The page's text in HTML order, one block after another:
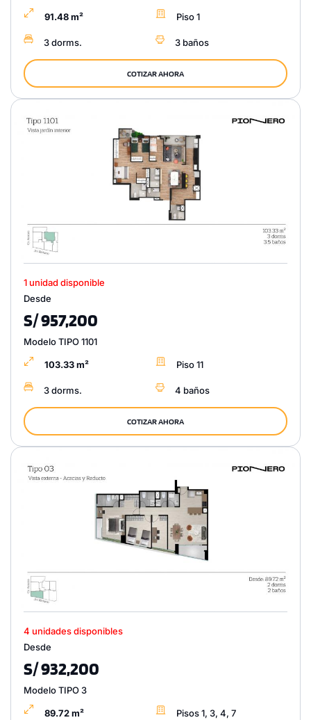
91.48 m² Piso 1
3 dorms. 3 baños
COTIZAR AHORA
1 unidad disponible
Desde
S/ 957,200
Modelo TIPO 1101
103.33 m² Piso 11
3 dorms. 4 baños
COTIZAR AHORA
4 unidades disponibles
Desde
S/ 932,200
Modelo TIPO 3
89.72 m² Pisos 1, 3, 4, 7